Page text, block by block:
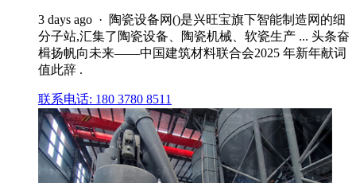
3 days ago · 陶瓷设备网()是兴旺宝旗下智能制造网的细
分子站,汇集了陶瓷设备、陶瓷机械、软瓷生产 ... 头条奋
楫扬帆向未来——中国建筑材料联合会2025 年新年献词
值此辞 .
联系电话: 180 3780 8511